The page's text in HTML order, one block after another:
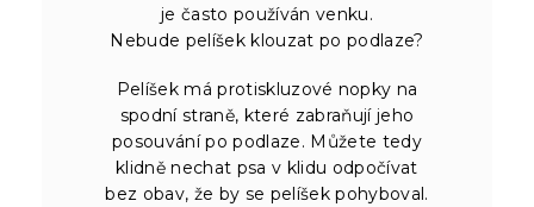
je často používán venku.
Nebude pelíšek klouzat po podlaze?
Pelíšek má protiskluzové nopky na
spodní straně, které zabraňují jeho
posouvání po podlaze. Můžete tedy
klidně nechat psa v klidu odpočívat
bez obav, že by se pelíšek pohyboval.